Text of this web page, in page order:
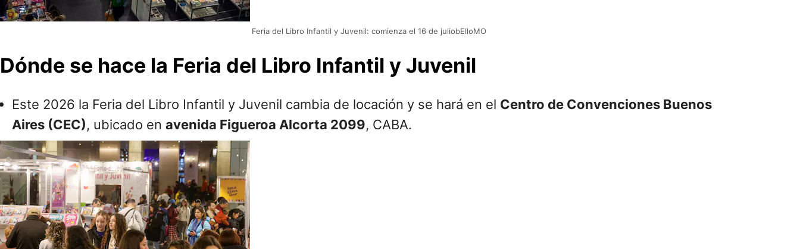
Feria del Libro Infantil y Juvenil: comienza el 16 de juliobElloMO
Dónde se hace la Feria del Libro Infantil y Juvenil
Este 2026 la Feria del Libro Infantil y Juvenil cambia de locación y se hará en el Centro de Convenciones Buenos
Aires (CEC), ubicado en avenida Figueroa Alcorta 2099, CABA.